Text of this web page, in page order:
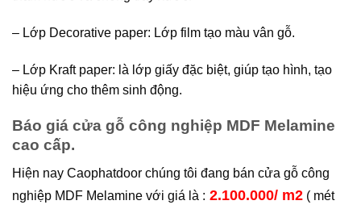
– Lớp Decorative paper: Lớp film tạo màu vân gỗ.
– Lớp Kraft paper: là lớp giấy đặc biệt, giúp tạo hình, tạo
hiệu ứng cho thêm sinh động.
Báo giá cửa gỗ công nghiệp MDF Melamine
cao cấp.
Hiện nay Caophatdoor chúng tôi đang bán cửa gỗ công
nghiệp MDF Melamine với giá là : 2.100.000/ m2 ( mét